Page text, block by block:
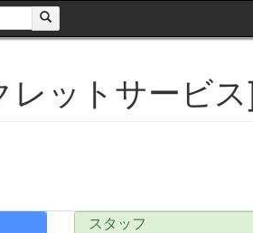
ットサービス]
スタッフ